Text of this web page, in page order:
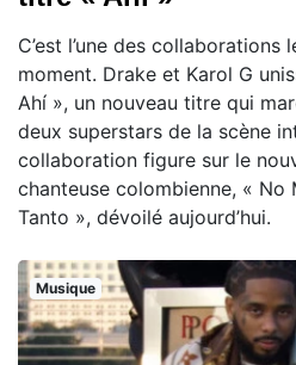
C’est l’une des collaborations
moment. Drake et Karol G
Ahí », un nouveau titre qui
deux superstars de la scène
collaboration figure sur le
chanteuse colombienne, « No
Tanto », dévoilé aujourd’hui.
Musique